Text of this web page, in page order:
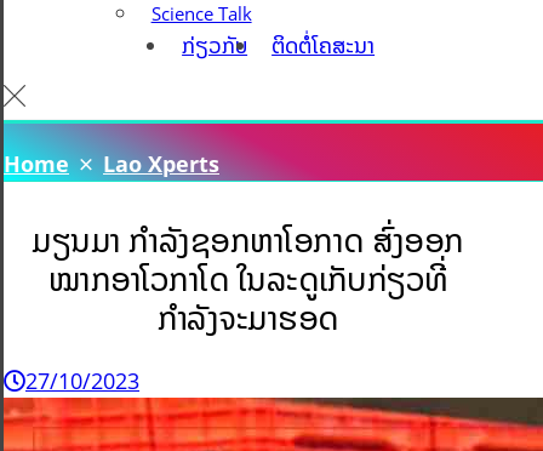
Science Talk
ກ່ຽວກັບ ຕິດຕໍ່ໂຄສະນາ
Home Lao Xperts
ມຽນມາ ກຳລັງຊອກຫາໂອກາດ ສົ່ງອອກ
ໝາກອາໂວກາໂດ ໃນລະດູເກັບກ່ຽວທີ່
ກຳລັງຈະມາຮອດ
27/10/2023